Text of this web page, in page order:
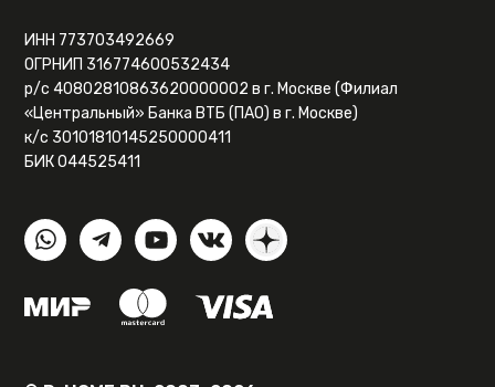
ИНН 773703492669
ОГРНИП 316774600532434
р/с 40802810863620000002 в г. Москве (Филиал
«Центральный» Банка ВТБ (ПАО) в г. Москве)
к/с 30101810145250000411
БИК 044525411